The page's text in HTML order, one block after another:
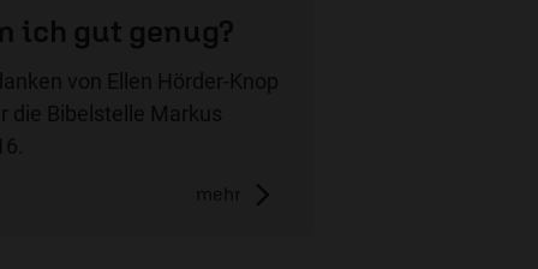
ich gut genug?
von Ellen Hörder-Knop
die Bibelstelle Markus
mehr